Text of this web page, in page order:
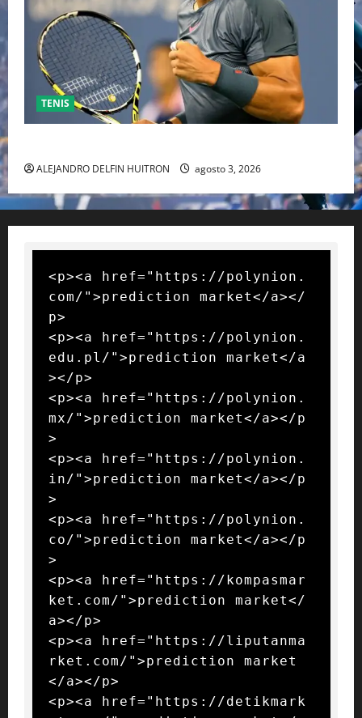
TENIS
ALEJANDRO DELFIN HUITRON agosto 3, 2026
<p><a href="https://polynion.
com/">prediction market</a></
p>
<p><a href="https://polynion.
edu.pl/">prediction market</a
></p>
<p><a href="https://polynion.
mx/">prediction market</a></p
>
<p><a href="https://polynion.
in/">prediction market</a></p
>
<p><a href="https://polynion.
co/">prediction market</a></p
>
<p><a href="https://kompasmar
ket.com/">prediction market</
a></p>
<p><a href="https://liputanma
rket.com/">prediction market
</a></p>
<p><a href="https://detikmark